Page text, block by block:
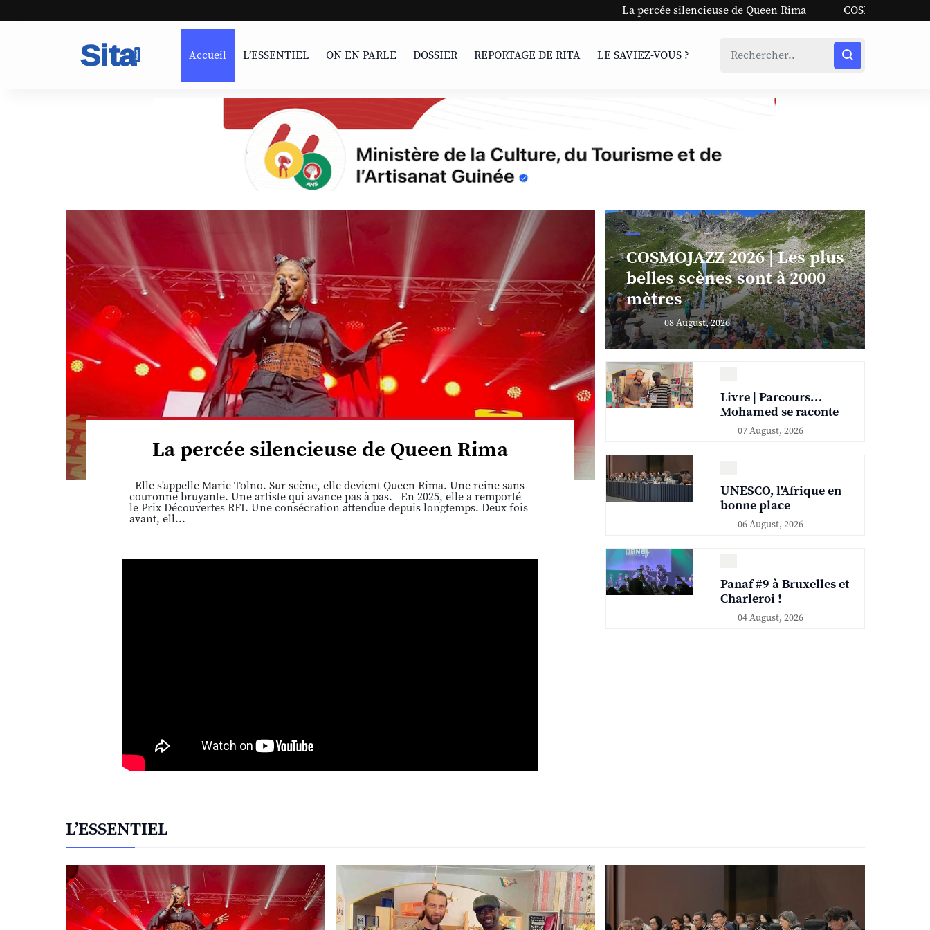
La percée silencieuse de Queen Rima COSMOJAZZ 2026 | Les plus belles
Accueil L’ESSENTIEL ON EN PARLE DOSSIER REPORTAGE DE RITA LE SAVIEZ-VOUS ?
La percée silencieuse de Queen Rima
Elle s'appelle Marie Tolno. Sur scène, elle devient Queen Rima. Une reine sans
couronne bruyante. Une artiste qui avance pas à pas. En 2025, elle a remporté
le Prix Découvertes RFI. Une consécration attendue depuis longtemps. Deux fois
avant, ell...
COSMOJAZZ 2026 | Les plus
belles scènes sont à 2000
mètres
08 August, 2026
Livre | Parcours…
Mohamed se raconte
07 August, 2026
UNESCO, l'Afrique en
bonne place
06 August, 2026
Panaf #9 à Bruxelles et
Charleroi !
04 August, 2026
L’ESSENTIEL